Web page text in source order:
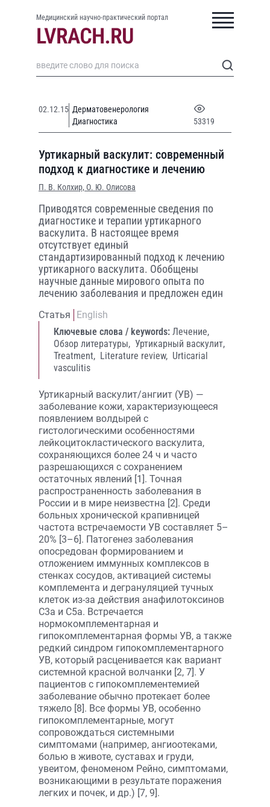
Медицинский научно-практический портал
02.12.15 Дерматовенерология
Диагностика
53319
Уртикарный васкулит: современный
подход к диагностике и лечению
П. В. Колхир, О. Ю. Олисова
Приводятся современные сведения по
диагностике и терапии уртикарного
васкулита. В настоящее время
отсутствует единый
стандартизированный подход к лечению
уртикарного васкулита. Обобщены
научные данные мирового опыта по
лечению заболевания и предложен един
Статья
English
Ключевые слова / keywords: Лечение,
Обзор литературы, Уртикарный васкулит,
Treatment, Literature review, Urticarial
vasculitis
Уртикарный васкулит/ангиит (УВ) —
заболевание кожи, характеризующееся
появлением волдырей с
гистологическими особенностями
лейкоцитокластического васкулита,
сохраняющихся более 24 ч и часто
разрешающихся с сохранением
остаточных явлений [1]. Точная
распространенность заболевания в
России и в мире неизвестна [2]. Среди
больных хронической крапивницей
частота встречаемости УВ составляет 5–
20% [3–6]. Патогенез заболевания
опосредован формированием и
отложением иммунных комплексов в
стенках сосудов, активацией системы
комплемента и дегрануляцией тучных
клеток из-за действия анафилотоксинов
С3а и С5а. Встречается
нормокомплементарная и
гипокомплементарная формы УВ, а также
редкий синдром гипокомплементарного
УВ, который расценивается как вариант
системной красной волчанки [2, 7]. У
пациентов с гипокомплементемией
заболевание обычно протекает более
тяжело [8]. Все формы УВ, особенно
гипокомплементарные, могут
сопровождаться системными
симптомами (например, ангиоотеками,
болью в животе, суставах и груди,
увеитом, феноменом Рейно, симптомами,
возникающими в результате поражения
легких и почек, и др.) [7, 9].